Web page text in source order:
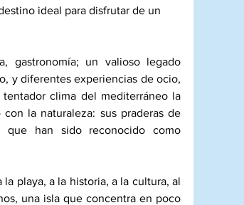
ideal para disfrutar de un
gastronomía; un valioso legado
y diferentes experiencias de ocio,
clima del mediterráneo la
la naturaleza: sus praderas de
que han sido reconocido como
playa, a la historia, a la cultura, al
una isla que concentra en poco